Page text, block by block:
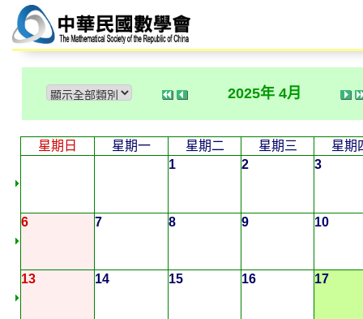
2025年 4月
星期日 星期一 星期二 星期三
星期
1
2 3
6 7 8 9 10
13 14 15 16 17